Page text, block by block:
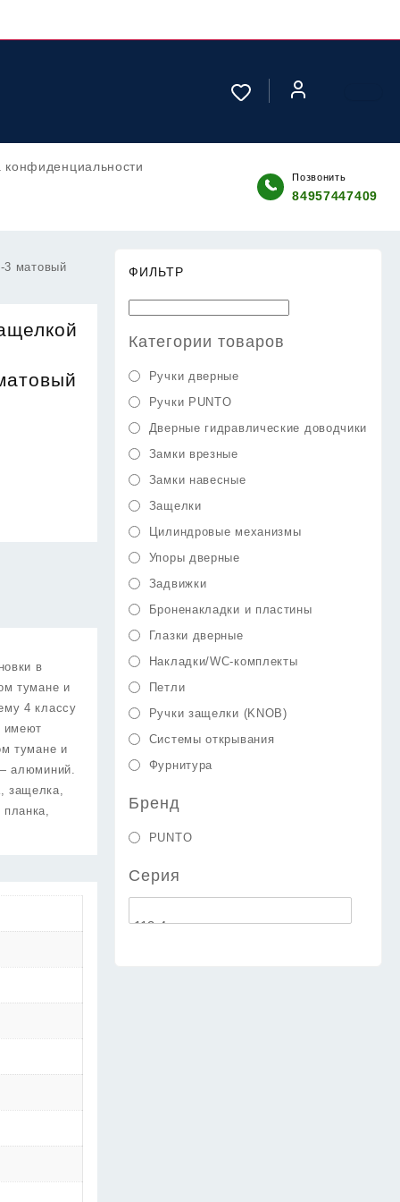
конфиденциальности
Позвонить
84957447409
3 матовый
в
тумане и
4 классу
имеют
тумане и
алюминий.
защелка,
ФИЛЬТР
Категории товаров
Ручки дверные
Ручки PUNTO
Дверные гидравлические доводчики
Замки врезные
Замки навесные
Защелки
Цилиндровые механизмы
Упоры дверные
Задвижки
Броненакладки и пластины
Глазки дверные
Накладки/WC-комплекты
Петли
Ручки защелки (KNOB)
Системы открывания
Фурнитура
Бренд
PUNTO
Серия